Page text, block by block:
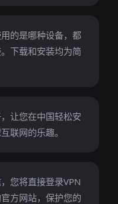
的是哪种设备，都
下载和安装均为简
让您在中国轻松安
联网的乐趣。
您将直接登录VPN
方网站，保护您的